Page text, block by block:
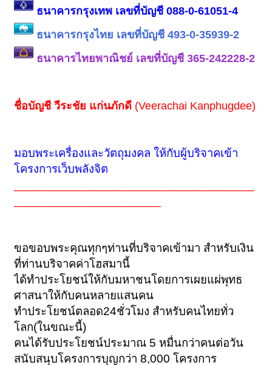
ธนาคารกรุงเทพ เลขที่บัญชี 088-0-61051-4
ธนาคารกรุงไทย เลขที่บัญชี 493-0-35939-2
ธนาคารไทยพาณิชย์ เลขที่บัญชี365-242228-2
ชื่อบัญชีวีระชัย แก่นภักดี (Veerachai Kanphugdee)
มอบพระเครื่องและวัตถุมงคล ให้กับผู้บริจาคเข้า
โครงการเว็บพลังจิต
ขอขอบพระคุณทุกๆท่านที่บริจาคเข้ามา สำหรับเงิน
ที่ท่านบริจาคค่าโฮสมานี้
ได้ทำประโยชน์ให้กับมหาชนโดยการเผยแผ่พุทธ
ศาสนาให้กับคนหลายแสนคน
ทำประโยชน์ตลอด24ชั่วโมง สำหรับคนไทยทั่ว
โลก(ในขณะนี้)
คนได้รับประโยชน์ประมาณ 5 หมื่นกว่าคนต่อวัน
สนับสนุบโครงการบุญกว่า 8,000 โครงการ